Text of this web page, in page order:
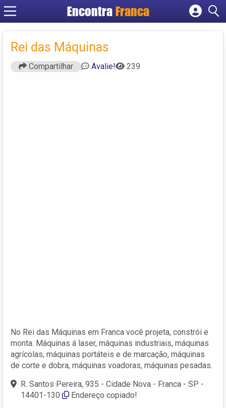
Encontra Franca
Cadastrar empresa
Criar conta
Rei das Máquinas
Compartilhar Avalie! 239
No Rei das Máquinas em Franca você projeta, constrói e
monta. Máquinas á laser, máquinas industriais, máquinas
agrícolas, máquinas portáteis e de marcação, máquinas
de corte e dobra, máquinas voadoras, máquinas pesadas.
R. Santos Pereira, 935 - Cidade Nova - Franca - SP -
14401-130
Endereço copiado!